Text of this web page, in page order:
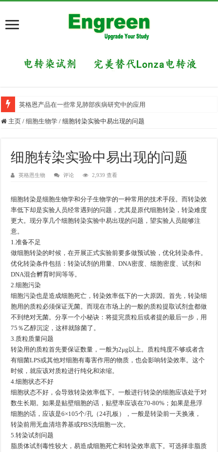
英格恩产品在一些常见肺部疾病研究中的应用
主页 / 细胞生物学 / 细胞转染实验中易出现的问题
细胞转染实验中易出现的问题
英格恩生物 评论 2,939 查看
细胞转染是细胞生物学和分子生物学的一种常用的技术手段。而转染效
率低下却是实验人员经常遇到的问题，尤其是原代细胞转染，转染难度
更大。现分享几个细胞转染实验中易出现的问题，望实验人员能够注
意。
1.准备不足
做细胞转染的时候，在开展正式实验前要多做预试验，优化转染条件。
优化转染条件包括：转染试剂的用量、DNA密度、细胞密度、试剂和
DNA混合孵育时间等等。
2.细胞污染
细胞污染也是造成细胞死亡，转染效率低下的一大原因。首先，转染细
胞用的质粒必须保证无菌。而现在市场上的一般的质粒提取试剂盒都做
不到绝对无菌。分享一个小秘诀：将提完质粒后或者提的最后一步，用
75％乙醇沉淀，这样就除菌了。
3.质粒质量问题
转染用的质粒首先要保证数量，一般为2μg以上。质粒纯度不够或者含
有细菌LPS或其他对细胞有毒害作用的物质，也会影响转染效率。这个
时候，就应该对质粒进行纯化和浓缩。
4.细胞状态不好
细胞状态不好，会导致转染效率低下。一般进行转染的细胞应该处于对
数生长期。如果是贴壁细胞的话，贴壁率应该在70-80%；如果是悬浮
细胞的话，应该是6×105个/孔（24孔板），一般是转染前一天换液，
转染前用无血清培养基或PBS洗细胞一次。
5.转染试剂问题
脂质体试剂毒性较大，易造成细胞死亡和转染效率底下。可选择非脂质